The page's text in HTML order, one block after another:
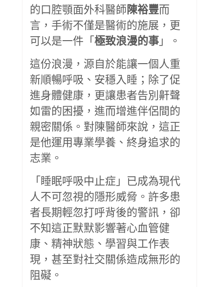
的口腔顎面外科醫師陳裕豐而
言，手術不僅是醫術的施展，更
可以是一件「極致浪漫的事 」。
這份浪漫，源自於能讓一個人重
新順暢呼吸、安穩入睡；除了促
進身體健康，更讓患者告別鼾聲
如雷的困擾，進而增進伴侶間的
親密關係。對陳醫師來說，這正
是他運用專業學養、終身追求的
志業。
「睡眠呼吸中止症」已成為現代
人不可忽視的隱形威脅。許多患
者長期輕忽打呼背後的警訊，卻
不知這正默默影響著心血管健
康、精神狀態、學習與工作表
現，甚至對社交關係造成無形的
阻礙。